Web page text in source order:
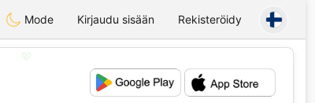
Mode Kirjaudu sisään Rekisteröidy